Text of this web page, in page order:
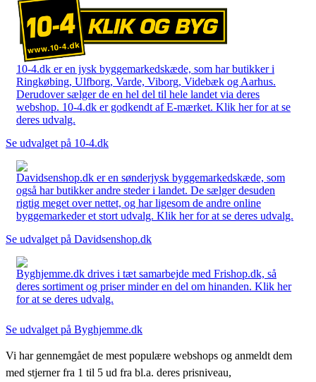
10-4.dk er en jysk byggemarkedskæde, som har butikker i
Ringkøbing, Ulfborg, Varde, Viborg, Videbæk og Aarhus.
Derudover sælger de en hel del til hele landet via deres
webshop. 10-4.dk er godkendt af E-mærket. Klik her for at se
deres udvalg.
Se udvalget på 10-4.dk
Davidsenshop.dk er en sønderjysk byggemarkedskæde, som
også har butikker andre steder i landet. De sælger desuden
rigtig meget over nettet, og har ligesom de andre online
byggemarkeder et stort udvalg. Klik her for at se deres udvalg.
Se udvalget på Davidsenshop.dk
Byghjemme.dk drives i tæt samarbejde med Frishop.dk, så
deres sortiment og priser minder en del om hinanden. Klik her
for at se deres udvalg.
Se udvalget på Byghjemme.dk
Vi har gennemgået de mest populære webshops og anmeldt dem
med stjerner fra 1 til 5 ud fra bl.a. deres prisniveau,